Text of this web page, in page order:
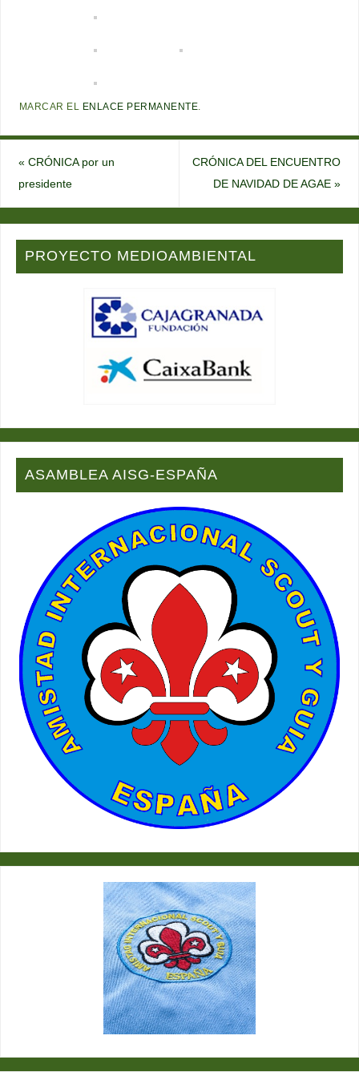
MARCAR EL ENLACE PERMANENTE
« CRÓNICA por un
presidente
CRÓNICA DEL ENCUENTRO
DE NAVIDAD DE AGAE»
PROYECTO MEDIOAMBIENTAL
ASAMBLEA AISG-ESPAÑA